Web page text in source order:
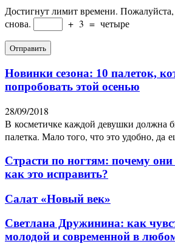
Достигнут лимит времени.
снова.
+ 3 = четыре
Новинки сезона: 10 палеток,
попробовать этой осенью
28/09/2018
В косметичке каждой девушки должна
палетка. Мало того, что это удобно, да
Страсти по ногтям: почему
как это исправить?
Салат «Новый век»
Светлана Дружинина: как
молодой и современной в